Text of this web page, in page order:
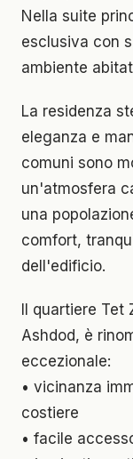
Nella suite
esclusiva con
ambiente
La residenza
eleganza e
comuni sono
un'atmosfera
una
comfort,
dell'edificio.
Il quartiere
Ashdod, è
eccezionale:
• vicinanza
costiere
• facile